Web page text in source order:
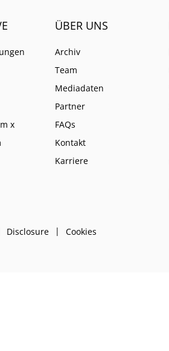
x
ÜBER UNS
Archiv
Team
Mediadaten
Partner
FAQs
Kontakt
Karriere
Disclosure Cookies